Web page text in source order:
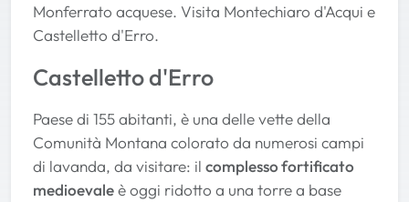
Monferrato acquese. Visita Montechiaro d'Acqui e
Castelletto d'Erro.
Castelletto d'Erro
Paese di 155 abitanti, è una delle vette della
Comunità Montana colorato da numerosi campi
di lavanda, da visitare: il complesso fortificato
medioevaleè oggi ridotto a una torre a base